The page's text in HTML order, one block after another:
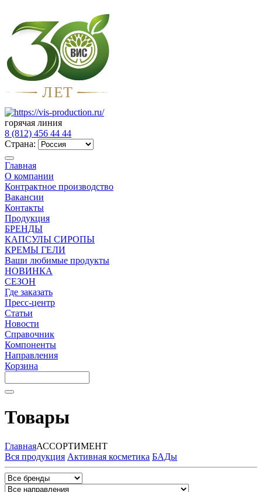
ЛЕТ
горячая линия
8 (812) 456 44 44
Страна:
Главная
О компании
Контрактное производство
Вакансии
Контакты
Продукция
БРЕНДЫ
КАПСУЛЫ СИРОПЫ
КРЕМЫ ГЕЛИ
Ваши любимые продукты
НОВИНКА
СЕЗОН
Где заказать
Пресс-центр
Статьи
Новости
Справочник
Компоненты
Направления
Корзина
Товары
ГлавнаяАССОРТИМЕНТ
Вся продукция Активная косметика БАДы